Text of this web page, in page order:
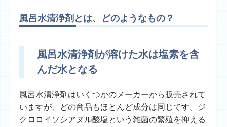
風呂水清浄剤とは、どのようなもの？
風呂水清浄剤が溶けた水は塩素を含
んだ水となる
風呂水清浄剤はいくつかのメーカーから販売されて
いますが、どの商品もほとんど成分は同じです。ジ
クロロイソシアヌル酸塩という雑菌の繁殖を抑える